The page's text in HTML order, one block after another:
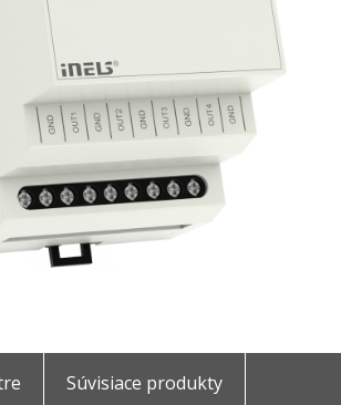
Súvisiace produkty